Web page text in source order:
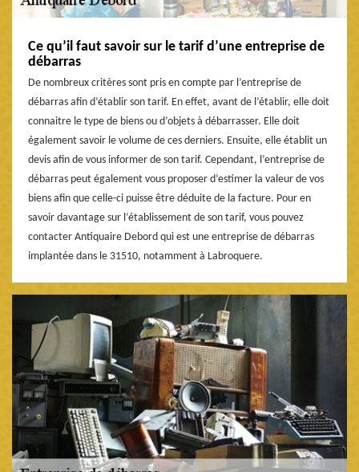
Ce qu’il faut savoir sur le tarif d’une entreprise de
débarras
De nombreux critères sont pris en compte par l’entreprise de
débarras afin d’établir son tarif. En effet, avant de l’établir, elle doit
connaitre le type de biens ou d’objets à débarrasser. Elle doit
également savoir le volume de ces derniers. Ensuite, elle établit un
devis afin de vous informer de son tarif. Cependant, l’entreprise de
débarras peut également vous proposer d’estimer la valeur de vos
biens afin que celle-ci puisse être déduite de la facture. Pour en
savoir davantage sur l’établissement de son tarif, vous pouvez
contacter Antiquaire Debord qui est une entreprise de débarras
implantée dans le 31510, notamment à Labroquere.